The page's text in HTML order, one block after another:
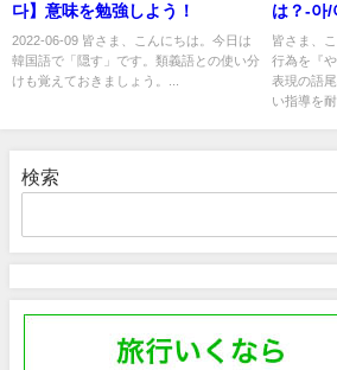
다】意味を勉強しよう！
2022-06-09 皆さま、こんにちは。今日は
韓国語で「隠す」です。類義語との使い分
けも覚えておきましょう。...
は？-아/
皆さま、
行為を『
表現の語
い指導を
検索